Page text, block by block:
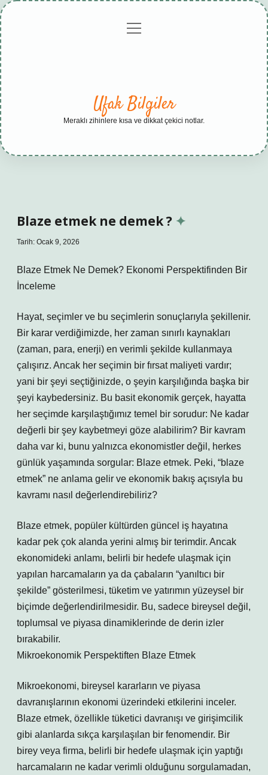
Gizlilikmenüyü
Ufak Bilgiler
Meraklı zihinlere kısa ve dikkat çekici notlar.
Blaze etmek ne demek ?
Tarih: Ocak 9, 2026
Blaze Etmek Ne Demek? Ekonomi Perspektifinden Bir
İnceleme
Hayat, seçimler ve bu seçimlerin sonuçlarıyla şekillenir.
Bir karar verdiğimizde, her zaman sınırlı kaynakları
(zaman, para, enerji) en verimli şekilde kullanmaya
çalışırız. Ancak her seçimin bir fırsat maliyeti vardır;
yani bir şeyi seçtiğinizde, o şeyin karşılığında başka bir
şeyi kaybedersiniz. Bu basit ekonomik gerçek, hayatta
her seçimde karşılaştığımız temel bir sorudur: Ne kadar
değerli bir şey kaybetmeyi göze alabilirim? Bir kavram
daha var ki, bunu yalnızca ekonomistler değil, herkes
günlük yaşamında sorgular: Blaze etmek. Peki, “blaze
etmek” ne anlama gelir ve ekonomik bakış açısıyla bu
kavramı nasıl değerlendirebiliriz?
Blaze etmek, popüler kültürden güncel iş hayatına
kadar pek çok alanda yerini almış bir terimdir. Ancak
ekonomideki anlamı, belirli bir hedefe ulaşmak için
yapılan harcamaların ya da çabaların “yanıltıcı bir
şekilde” gösterilmesi, tüketim ve yatırımın yüzeysel bir
biçimde değerlendirilmesidir. Bu, sadece bireysel değil,
toplumsal ve piyasa dinamiklerinde de derin izler
bırakabilir.
Mikroekonomik Perspektiften Blaze Etmek
Mikroekonomi, bireysel kararların ve piyasa
davranışlarının ekonomi üzerindeki etkilerini inceler.
Blaze etmek, özellikle tüketici davranışı ve girişimcilik
gibi alanlarda sıkça karşılaşılan bir fenomendir. Bir
birey veya firma, belirli bir hedefe ulaşmak için yaptığı
harcamaların ne kadar verimli olduğunu sorgulamadan,